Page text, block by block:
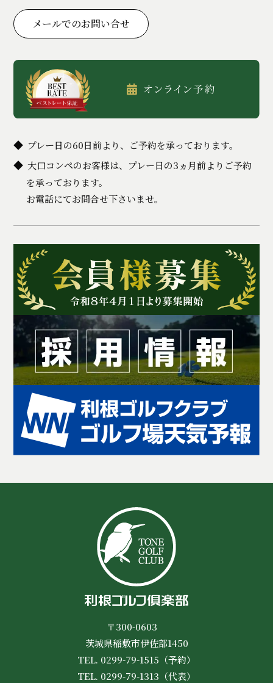
メールでのお問い合せ
プレー日の60日前より、ご予約を承っております。
大口コンペのお客様は、プレー日の3ヵ月前よりご予約
を承っております。
お電話にてお問合せ下さいませ。
〒300-0603
茨城県稲敷市伊佐部1450
TEL. 0299-79-1515（予約）
TEL. 0299-79-1313（代表）